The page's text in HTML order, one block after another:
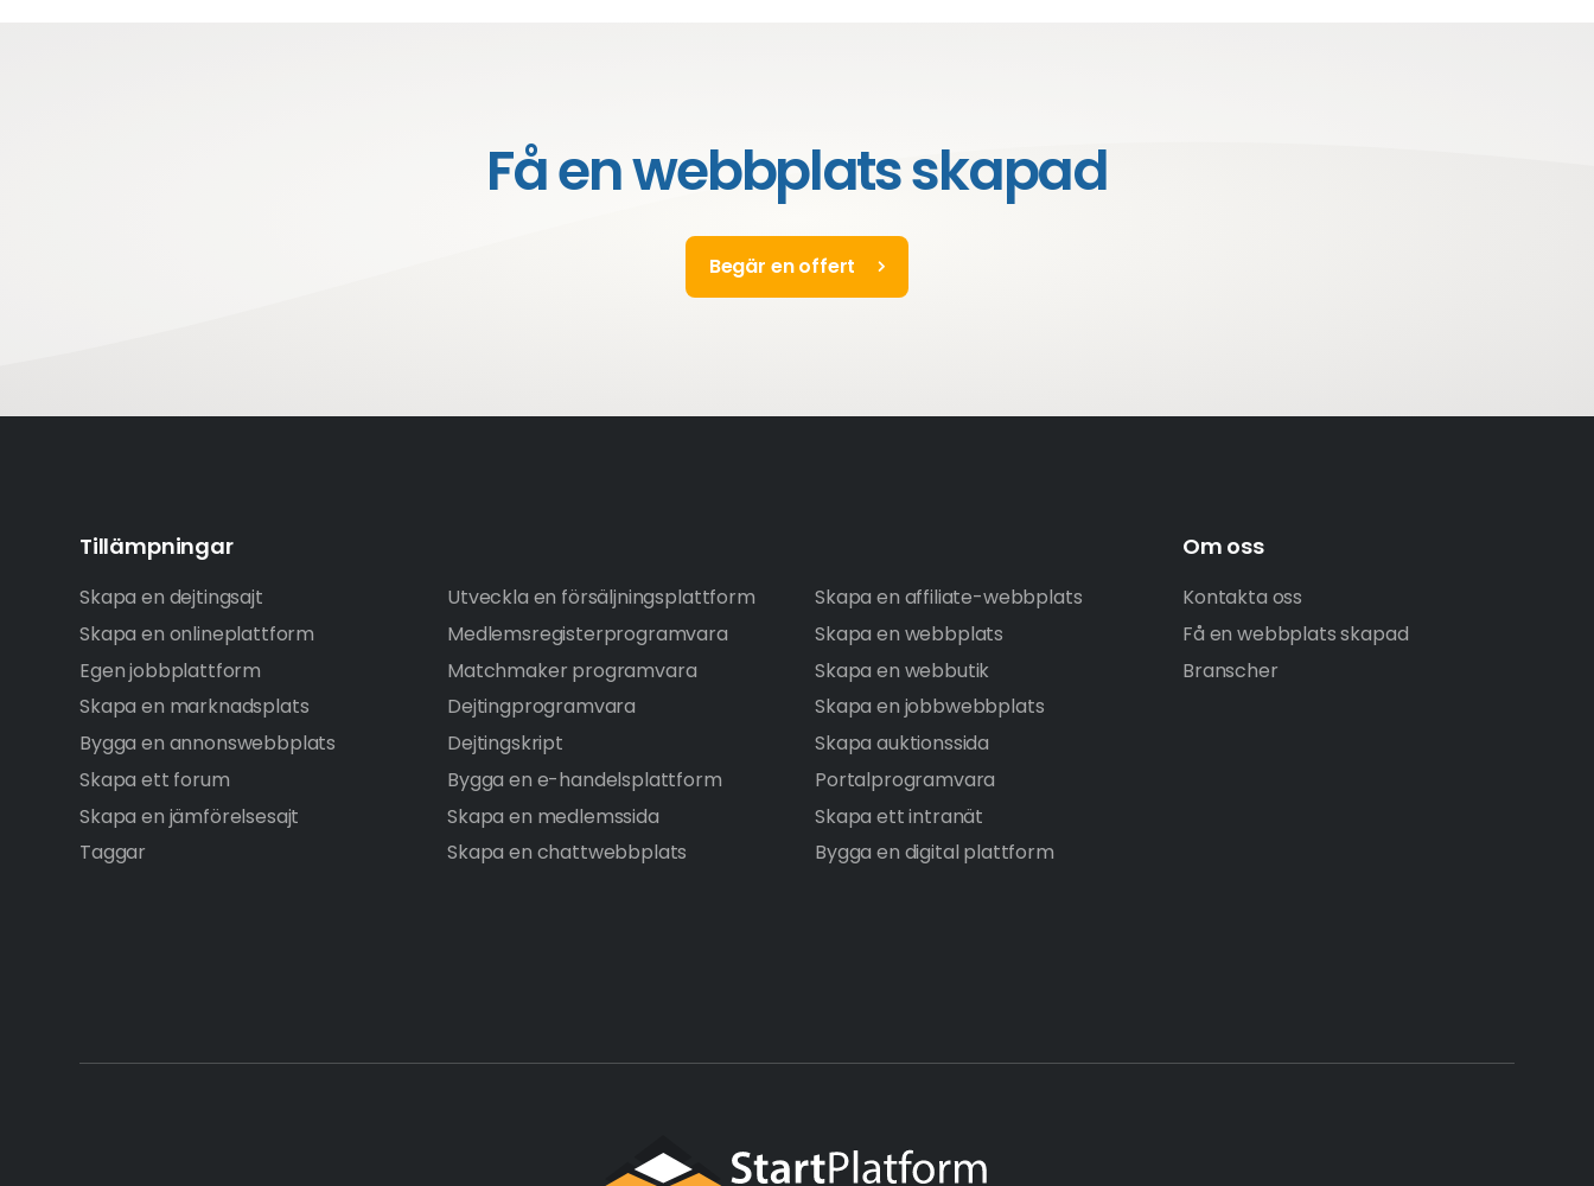
Få en webbplats skapad
Begär en offert
Tillämpningar
Skapa en dejtingsajt
Skapa en onlineplattform
Egen jobbplattform
Skapa en marknadsplats
Bygga en annonswebbplats
Skapa ett forum
Skapa en jämförelsesajt
Taggar
Utveckla en försäljningsplattform
Medlemsregisterprogramvara
Matchmaker programvara
Dejtingprogramvara
Dejtingskript
Bygga en e-handelsplattform
Skapa en medlemssida
Skapa en chattwebbplats
Skapa en affiliate-webbplats
Skapa en webbplats
Skapa en webbutik
Skapa en jobbwebbplats
Skapa auktionssida
Portalprogramvara
Skapa ett intranät
Bygga en digital plattform
Om oss
Kontakta oss
Få en webbplats skapad
Branscher